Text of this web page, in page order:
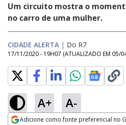
Um circuito mostra o
no carro de uma mulher.
CIDADE ALERTA | Do R7
17/11/2020 - 19H07 (ATUALIZADO EM 05/
A+ A-
Adicione como fonte preferencial no